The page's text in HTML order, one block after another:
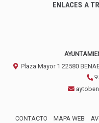
ENLACES A
Plaza Mayor 1 22580
CONTACTO MAPA WEB